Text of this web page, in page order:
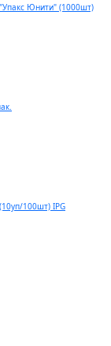
Юнити" (1000шт)
100шт) IPG